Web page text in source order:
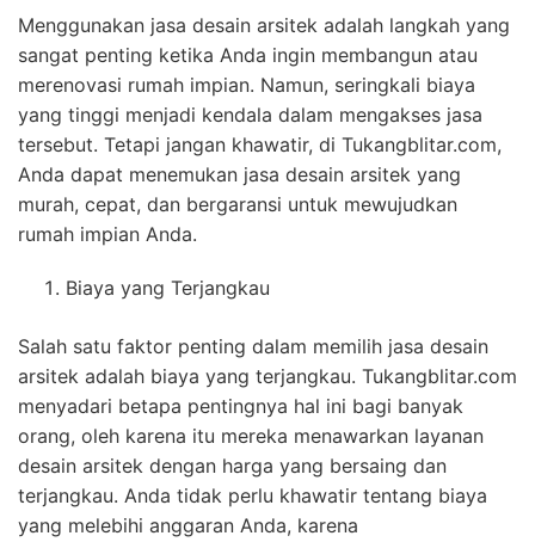
Menggunakan jasa desain arsitek adalah langkah yang
sangat penting ketika Anda ingin membangun atau
merenovasi rumah impian. Namun, seringkali biaya
yang tinggi menjadi kendala dalam mengakses jasa
tersebut. Tetapi jangan khawatir, di Tukangblitar.com,
Anda dapat menemukan jasa desain arsitek yang
murah, cepat, dan bergaransi untuk mewujudkan
rumah impian Anda.
Biaya yang Terjangkau
Salah satu faktor penting dalam memilih jasa desain
arsitek adalah biaya yang terjangkau. Tukangblitar.com
menyadari betapa pentingnya hal ini bagi banyak
orang, oleh karena itu mereka menawarkan layanan
desain arsitek dengan harga yang bersaing dan
terjangkau. Anda tidak perlu khawatir tentang biaya
yang melebihi anggaran Anda, karena